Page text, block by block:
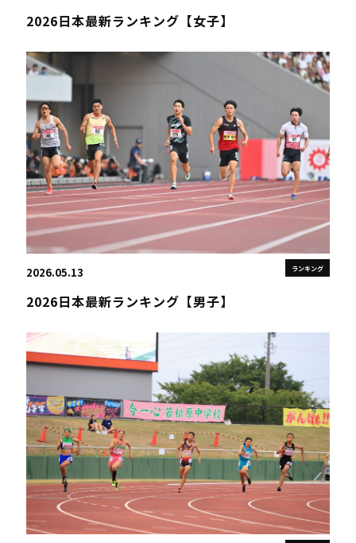
2026日本最新ランキング【女子】
ランキング
2026.05.13
2026日本最新ランキング【男子】